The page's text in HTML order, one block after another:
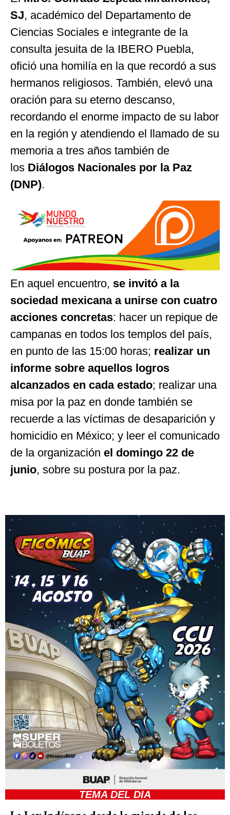
SJ, académico del Departamento de
Ciencias Sociales e integrante de la
consulta jesuita de la IBERO Puebla,
ofició una homilía en la que recordó a sus
hermanos religiosos. También, elevó una
oración para su eterno descanso,
recordando el enorme impacto de su labor
en la región y atendiendo el llamado de su
memoria a tres años también de
los Diálogos Nacionales por la Paz
(DNP).
En aquel encuentro, se invitó a la
sociedad mexicana a unirse con cuatro
acciones concretas: hacer un repique de
campanas en todos los templos del país,
en punto de las 15:00 horas; realizar un
informe sobre aquellos logros
alcanzados en cada estado; realizar una
misa por la paz en donde también se
recuerde a las víctimas de desaparición y
homicidio en México; y leer el comunicado
de la organización el domingo 22 de
junio, sobre su postura por la paz.
TEMA DEL DIA